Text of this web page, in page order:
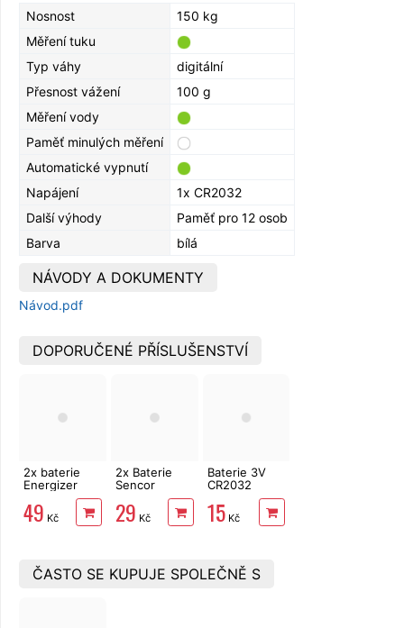
Nosnost
150 kg
Měření tuku
Typ váhy
digitální
Přesnost vážení
100 g
Měření vody
Paměť minulých měření
Automatické vypnutí
Napájení
1x CR2032
Další výhody
Paměť pro 12 osob
Barva
bílá
NÁVODY A DOKUMENTY
Návod.pdf
DOPORUČENÉ PŘÍSLUŠENSTVÍ
2x baterie
Energizer
Ultimate
Lithium
49 Kč
2x Baterie
Sencor
Lithium
29 Kč
Baterie 3V
CR2032
Sencor
15Kč
ČASTO SE KUPUJE SPOLEČNĚ S